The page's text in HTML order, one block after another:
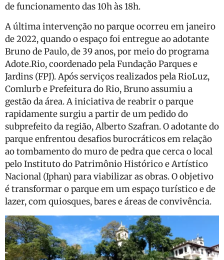
de funcionamento das 10h às 18h.
A última intervenção no parque ocorreu em janeiro
de 2022, quando o espaço foi entregue ao adotante
Bruno de Paulo, de 39 anos, por meio do programa
Adote.Rio, coordenado pela Fundação Parques e
Jardins (FPJ). Após serviços realizados pela RioLuz,
Comlurb e Prefeitura do Rio, Bruno assumiu a
gestão da área. A iniciativa de reabrir o parque
rapidamente surgiu a partir de um pedido do
subprefeito da região, Alberto Szafran. O adotante do
parque enfrentou desafios burocráticos em relação
ao tombamento do muro de pedra que cerca o local
pelo Instituto do Patrimônio Histórico e Artístico
Nacional (Iphan) para viabilizar as obras. O objetivo
é transformar o parque em um espaço turístico e de
lazer, com quiosques, bares e áreas de convivência.